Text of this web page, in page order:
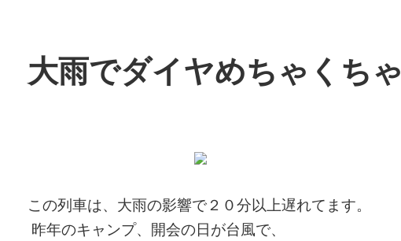
大雨でダイヤめちゃくちゃ
この列車は、大雨の影響で２０分以上遅れてます。
昨年のキャンプ、開会の日が台風で、